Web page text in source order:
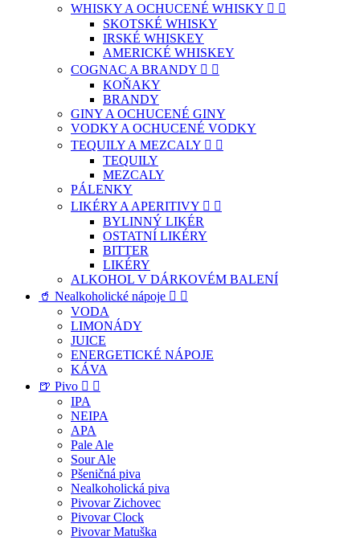
WHISKY A OCHUCENÉ WHISKY  
SKOTSKÉ WHISKY
IRSKÉ WHISKEY
AMERICKÉ WHISKEY
COGNAC A BRANDY  
KOŇAKY
BRANDY
GINY A OCHUCENÉ GINY
VODKY A OCHUCENÉ VODKY
TEQUILY A MEZCALY  
TEQUILY
MEZCALY
PÁLENKY
LIKÉRY A APERITIVY  
BYLINNÝ LIKÉR
OSTATNÍ LIKÉRY
BITTER
LIKÉRY
ALKOHOL V DÁRKOVÉM BALENÍ
🥤 Nealkoholické nápoje  
VODA
LIMONÁDY
JUICE
ENERGETICKÉ NÁPOJE
KÁVA
🍺 Pivo  
IPA
NEIPA
APA
Pale Ale
Sour Ale
Pšeničná piva
Nealkoholická piva
Pivovar Zichovec
Pivovar Clock
Pivovar Matuška